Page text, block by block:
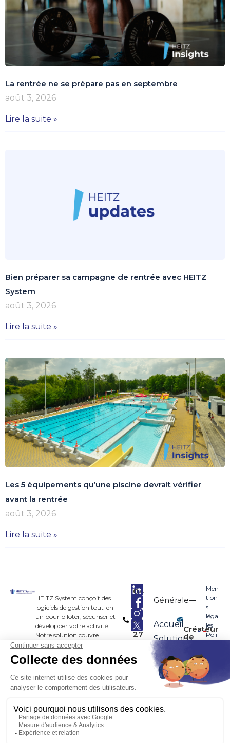
La rentrée ne se prépare pas en septembre
août 3, 2026
Lire la suite »
Bien préparer sa campagne de rentrée avec HEITZ
System
août 3, 2026
Lire la suite »
Les 5 équipements qu’une piscine devrait vérifier
avant la rentrée
août 3, 2026
Lire la suite »
HEITZ System conçoit des
logiciels de gestion tout-en-
un pour piloter, sécuriser et
développer votre activité.
Notre solution couvre
l’intégralité de vos besoins :
gestion des abonnements,
réservations en ligne, contrôle
performances, et bien plus
encore.
04
90
33
27
Générale
Accueil
Solutions
Application
Tarifs
Créateur
de
sportifs
Men
tion
s
léga
les
Poli
conf
ide
ntial